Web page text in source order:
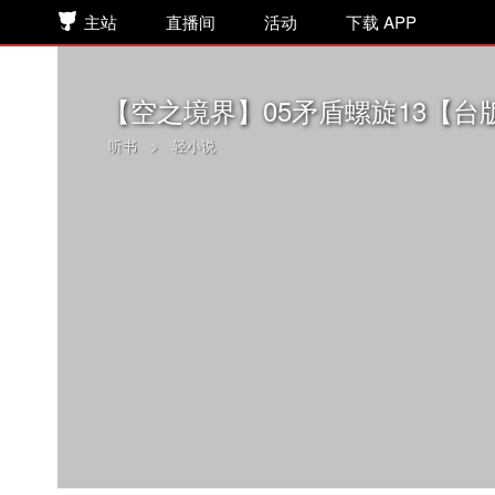
主站 直播间 活动 下载 APP
【空之境界】05矛盾螺旋13【台
听书 > 轻小说